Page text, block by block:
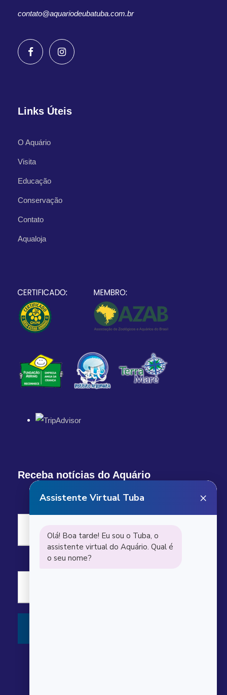
contato@aquariodeubatuba.com.br
Links Úteis
O Aquário
Visita
Educação
Conservação
Contato
Aqualoja
Receba notícias do Aquário